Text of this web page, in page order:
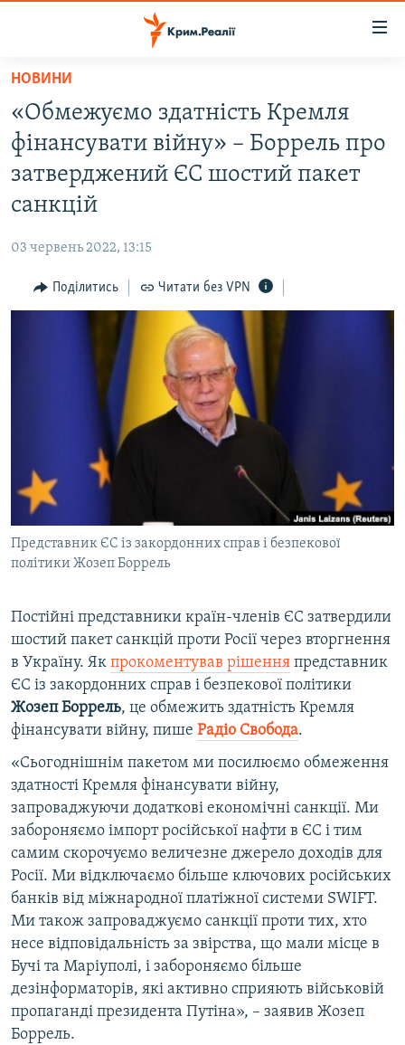
Перейти
основного
матеріалу
Перейти
до
основної
Перейти
пошуку
НОВИНИ
ВОДА.КРИМ
ВІДЕО ТА ФОТО
ПОЛІТИКА
ПОГЛЯД
ІНТЕРВ'Ю
ВСЕ ЗА ДЕНЬ
СПЕЦПРОЕКТИ
ВІДЕОУРОКИ «ELIFBE»
СВІДЧЕННЯ ОКУПАЦІЇ
УКРАЇНСЬКА ПРОБЛЕМА КРИМУ
ЯК ОБІЙТИ БЛОКУВАННЯ
Qırımtatar
ДОЛУЧАЙСЯ!
НОВИНИ
«Обмежуємо здатність Кремля
фінансувати війну» – Боррель про
затверджений ЄС шостий пакет
санкцій
03 червень 2022, 13:15
Поділитись Читати без VPN
Представник ЄС із закордонних справ і безпекової
політики Жозеп Боррель​​​​​​​
Постійні представники країн-членів ЄС затвердили
шостий пакет санкцій проти Росії через вторгнення
в Україну. Як прокоментував рішення представник
ЄС із закордонних справ і безпекової політики
Жозеп Боррель, це обмежить здатність Кремля
фінансувати війну, пише Радіо Свобода.
«Сьогоднішнім пакетом ми посилюємо обмеження
здатності Кремля фінансувати війну,
запроваджуючи додаткові економічні санкції. Ми
забороняємо імпорт російської нафти в ЄС і тим
самим скорочуємо величезне джерело доходів для
Росії. Ми відключаємо більше ключових російських
банків від міжнародної платіжної системи SWIFT.
Ми також запроваджуємо санкції проти тих, хто
несе відповідальність за звірства, що мали місце в
Бучі та Маріуполі, і забороняємо більше
дезінформаторів, які активно сприяють військовій
пропаганді президента Путіна», – заявив Жозеп
Боррель.